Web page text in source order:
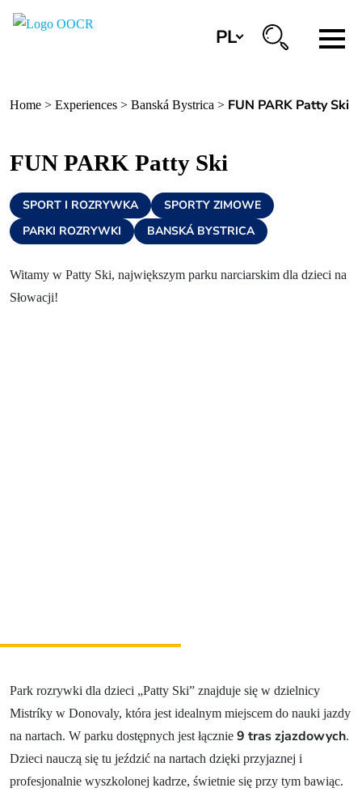
PL
Zvolen
Krupina
Centra informacyjne
Doświadczenia
Home > Experiences > Banská Bystrica > FUN PARK Patty Ski
FUN PARK Patty Ski
SPORT I ROZRYWKA
SPORTY ZIMOWE
PARKI ROZRYWKI
BANSKÁ BYSTRICA
Witamy w Patty Ski, największym parku narciarskim dla dzieci na
Słowacji!
Park rozrywki dla dzieci „Patty Ski” znajduje się w dzielnicy
Mistríky w Donovaly, która jest idealnym miejscem do nauki jazdy
na nartach. W parku dostępnych jest łącznie 9 tras zjazdowych.
Dzieci nauczą się tu jeździć na nartach dzięki przyjaznej i
profesjonalnie wyszkolonej kadrze, świetnie się przy tym bawiąc.